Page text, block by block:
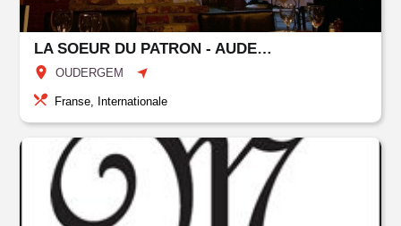
LA SOEUR DU PATRON - AUDERGHEM
OUDERGEM
Franse, Internationale